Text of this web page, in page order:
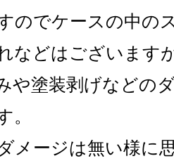
のでケースの中の
などはございます
や塗装剥げなどの
。
メージは無い様に